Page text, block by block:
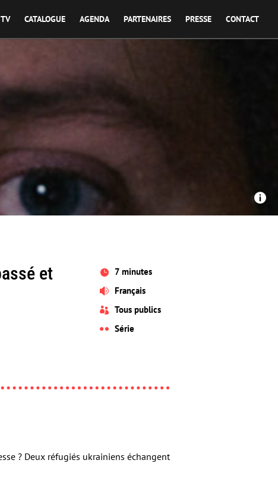
CATALOGUE AGENDA PARTENAIRES PRESSE CONTACT
Red Révolver - Comme à la guerre histoire passé et présent 
et
 7 minutes
 Français
 Tous publics
 Série
? Deux réfugiés ukrainiens échangent